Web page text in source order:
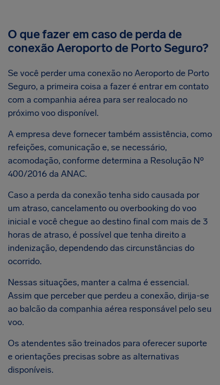
O que fazer em caso de perda de
conexão Aeroporto de Porto Seguro?
Se você perder uma conexão no Aeroporto de Porto
Seguro, a primeira coisa a fazer é entrar em contato
com a companhia aérea para ser realocado no
próximo voo disponível.
A empresa deve fornecer também assistência, como
refeições, comunicação e, se necessário,
acomodação, conforme determina a Resolução Nº
400/2016 da ANAC.
Caso a perda da conexão tenha sido causada por
um atraso, cancelamento ou overbooking do voo
inicial e você chegue ao destino final com mais de 3
horas de atraso, é possível que tenha direito a
indenização, dependendo das circunstâncias do
ocorrido.
Nessas situações, manter a calma é essencial.
Assim que perceber que perdeu a conexão, dirija-se
ao balcão da companhia aérea responsável pelo seu
voo.
Os atendentes são treinados para oferecer suporte
e orientações precisas sobre as alternativas
disponíveis.